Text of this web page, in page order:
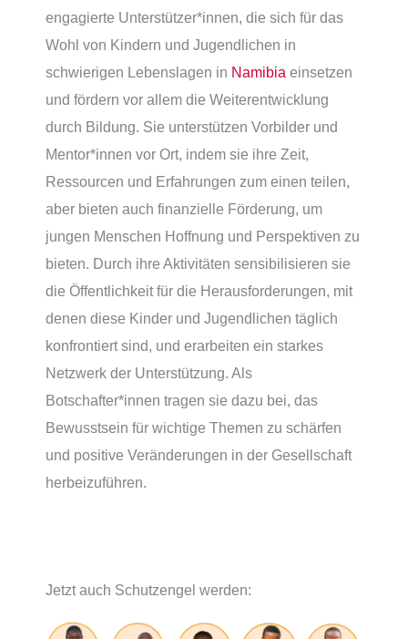
engagierte Unterstützer*innen, die sich für das
Wohl von Kindern und Jugendlichen in
schwierigen Lebenslagen in Namibia einsetzen
und fördern vor allem die Weiterentwicklung
durch Bildung. Sie unterstützen Vorbilder und
Mentor*innen vor Ort, indem sie ihre Zeit,
Ressourcen und Erfahrungen zum einen teilen,
aber bieten auch finanzielle Förderung, um
jungen Menschen Hoffnung und Perspektiven zu
bieten. Durch ihre Aktivitäten sensibilisieren sie
die Öffentlichkeit für die Herausforderungen, mit
denen diese Kinder und Jugendlichen täglich
konfrontiert sind, und erarbeiten ein starkes
Netzwerk der Unterstützung. Als
Botschafter*innen tragen sie dazu bei, das
Bewusstsein für wichtige Themen zu schärfen
und positive Veränderungen in der Gesellschaft
herbeizuführen.
Jetzt auch Schutzengel werden: